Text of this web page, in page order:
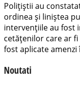
Polițiștii au
ordinea și liniștea
intervențiile au fost
cetățenilor care ar
fost aplicate amenzi
Noutati